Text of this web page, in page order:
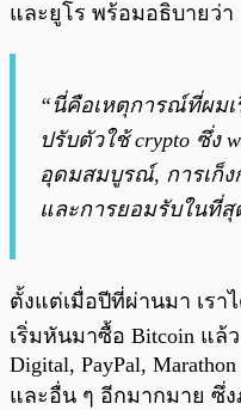
และยูโร พร้อมอธิบายว่า
“นี่คือเหตุการณ์ที่ผมเ
ปรับตัวใช้ crypto ซึ่ง
อุดมสมบูรณ์, การเก็ง
และการยอมรับในที่สุ
ตั้งแต่เมื่อปีที่ผ่านมา เรา
เริ่มหันมาซื้อ Bitcoin แล้
Digital, PayPal,
และอื่น ๆ อีกมากมาย ซึ่ง